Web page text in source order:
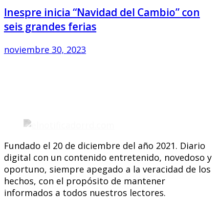
Inespre inicia “Navidad del Cambio” con
seis grandes ferias
noviembre 30, 2023
Fundado el 20 de diciembre del año 2021. Diario
digital con un contenido entretenido, novedoso y
oportuno, siempre apegado a la veracidad de los
hechos, con el propósito de mantener
informados a todos nuestros lectores.